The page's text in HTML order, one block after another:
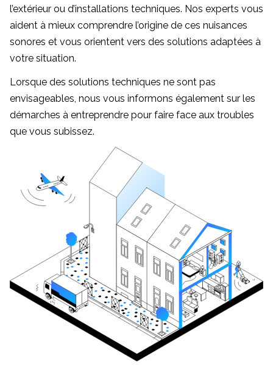
l’extérieur ou d’installations techniques. Nos experts vous
aident à mieux comprendre l’origine de ces nuisances
sonores et vous orientent vers des solutions adaptées à
votre situation.
Lorsque des solutions techniques ne sont pas
envisageables, nous vous informons également sur les
démarches à entreprendre pour faire face aux troubles
que vous subissez.